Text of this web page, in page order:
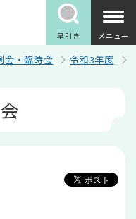
早引き メニュー
会・臨時会
令和3年度